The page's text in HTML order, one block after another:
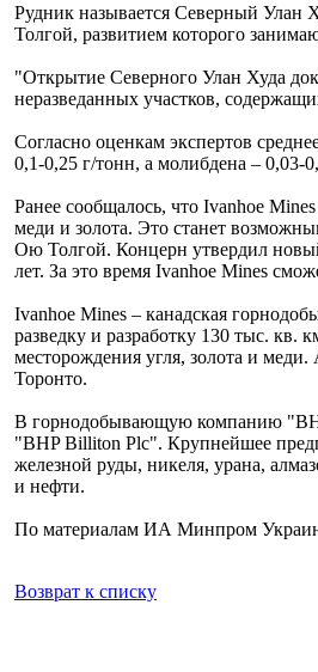
Рудник называется Северный Улан
Толгой, развитием которого
"Открытие Северного Улан Худа
неразведанных участков,
Согласно оценкам экспертов
0,1-0,25 г/тонн, а молибдена – 0,03-
Ранее сообщалось, что Ivanhoe
меди и золота. Это станет
Ою Толгой. Концерн утвердил новый
лет. За это время Ivanhoe Mines
Ivanhoe Mines – канадская
разведку и разработку 130 тыс.
месторождения угля, золота и
Торонто.
В горнодобывающую компанию
"BHP Billiton Plc". Крупнейшее
железной руды, никеля, урана,
и нефти.
По материалам ИА Минпром
Возврат к списку